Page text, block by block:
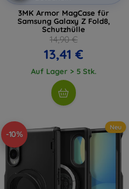
3MK Armor MagCase für
Samsung Galaxy Z Fold8,
Schutzhülle
14,90 €
13,41 €
Auf Lager > 5 Stk.
-10%
Neu